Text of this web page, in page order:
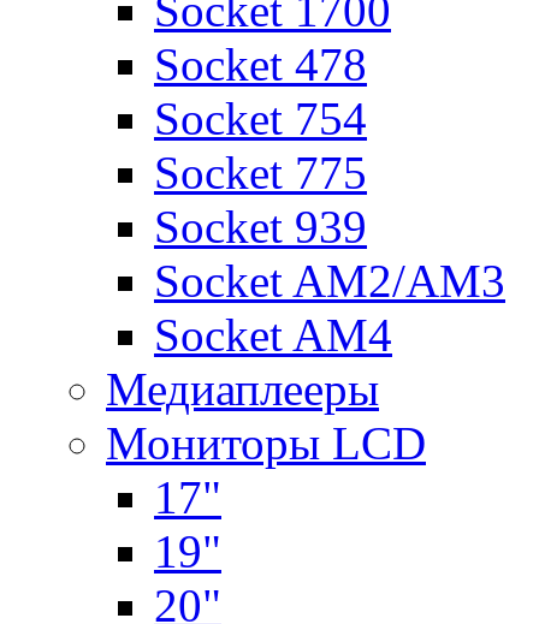
Socket 478
Socket 754
Socket 775
Socket 939
Socket AM2/AM3
Socket AM4
Медиаплееры
Мониторы LCD
17"
19"
20"